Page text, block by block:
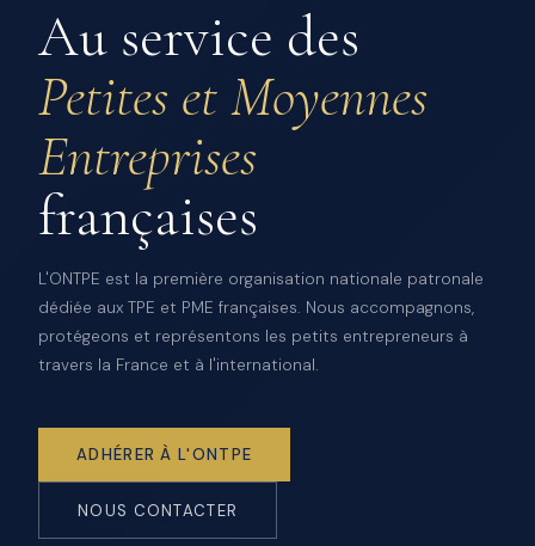
Au service des
Petites et Moyennes
Entreprises
françaises
L'ONTPE est la première organisation nationale patronale
dédiée aux TPE et PME françaises. Nous accompagnons,
protégeons et représentons les petits entrepreneurs à
travers la France et à l'international.
ADHÉRER À L'ONTPE
NOUS CONTACTER